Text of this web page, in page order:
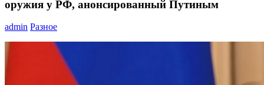
оружия у РФ, анонсированный Путиным
admin Разное